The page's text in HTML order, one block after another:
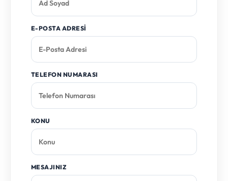
E-POSTA ADRESI
TELEFON NUMARASI
KONU
MESAJINIZ